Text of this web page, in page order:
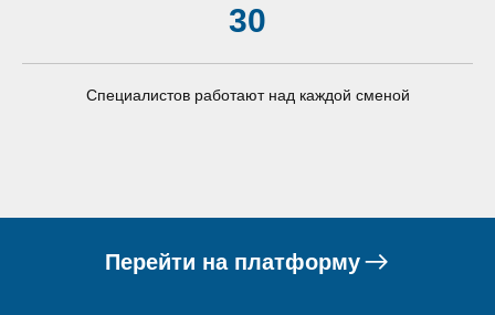
30
Специалистов работают над каждой сменой
Перейти на платформу